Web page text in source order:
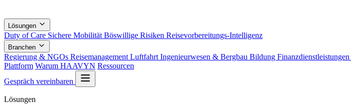
Lösungen
Duty of Care Sichere Mobilität Böswillige Risiken Reisevorbereitungs-Intelligenz
Branchen
Regierung & NGOs Reisemanagement Luftfahrt Ingenieurwesen & Bergbau Bildung Finanzdienstleistungen
Plattform Warum HAAVYN Ressourcen
Gespräch vereinbaren
Lösungen